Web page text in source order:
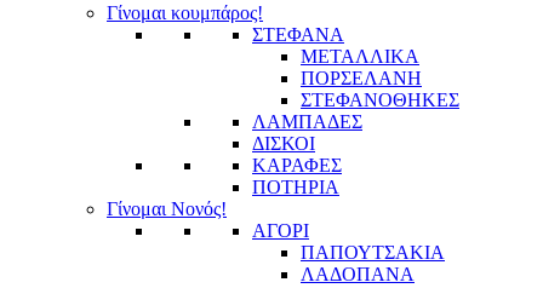
Γίνομαι κουμπάρος!
ΣΤΕΦΑΝΑ
ΜΕΤΑΛΛΙΚΑ
ΠΟΡΣΕΛΑΝΗ
ΣΤΕΦΑΝΟΘΗΚΕΣ
ΛΑΜΠΑΔΕΣ
ΔΙΣΚΟΙ
ΚΑΡΑΦΕΣ
ΠΟΤΗΡΙΑ
Γίνομαι Νονός!
ΑΓΟΡΙ
ΠΑΠΟΥΤΣΑΚΙΑ
ΛΑΔΟΠΑΝΑ